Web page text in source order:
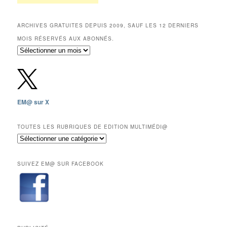
ARCHIVES GRATUITES DEPUIS 2009, SAUF LES 12 DERNIERS
MOIS RÉSERVÉS AUX ABONNÉS.
Archives
depuis
2009,
sauf
les
mois
réservés
aux
EM@ sur X
TOUTES LES RUBRIQUES DE EDITION MULTIMÉDI@
Toutes
de
Edition
Multimédi@
SUIVEZ EM@ SUR FACEBOOK